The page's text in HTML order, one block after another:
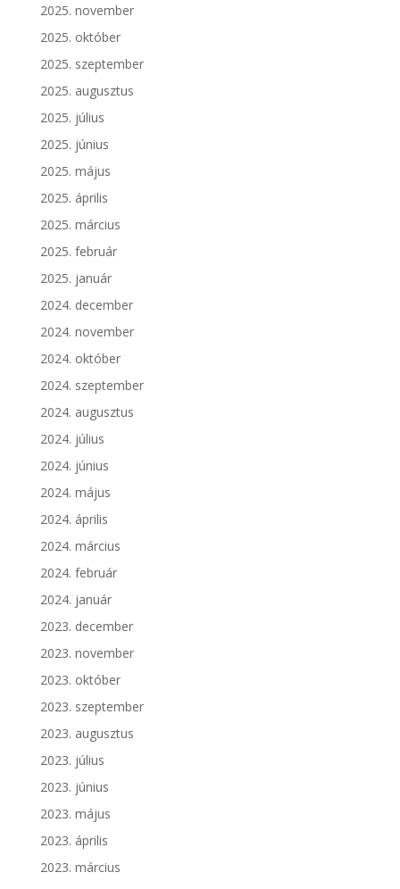
2025. november
2025. október
2025. szeptember
2025. augusztus
2025. július
2025. június
2025. május
2025. április
2025. március
2025. február
2025. január
2024. december
2024. november
2024. október
2024. szeptember
2024. augusztus
2024. július
2024. június
2024. május
2024. április
2024. március
2024. február
2024. január
2023. december
2023. november
2023. október
2023. szeptember
2023. augusztus
2023. július
2023. június
2023. május
2023. április
2023. március